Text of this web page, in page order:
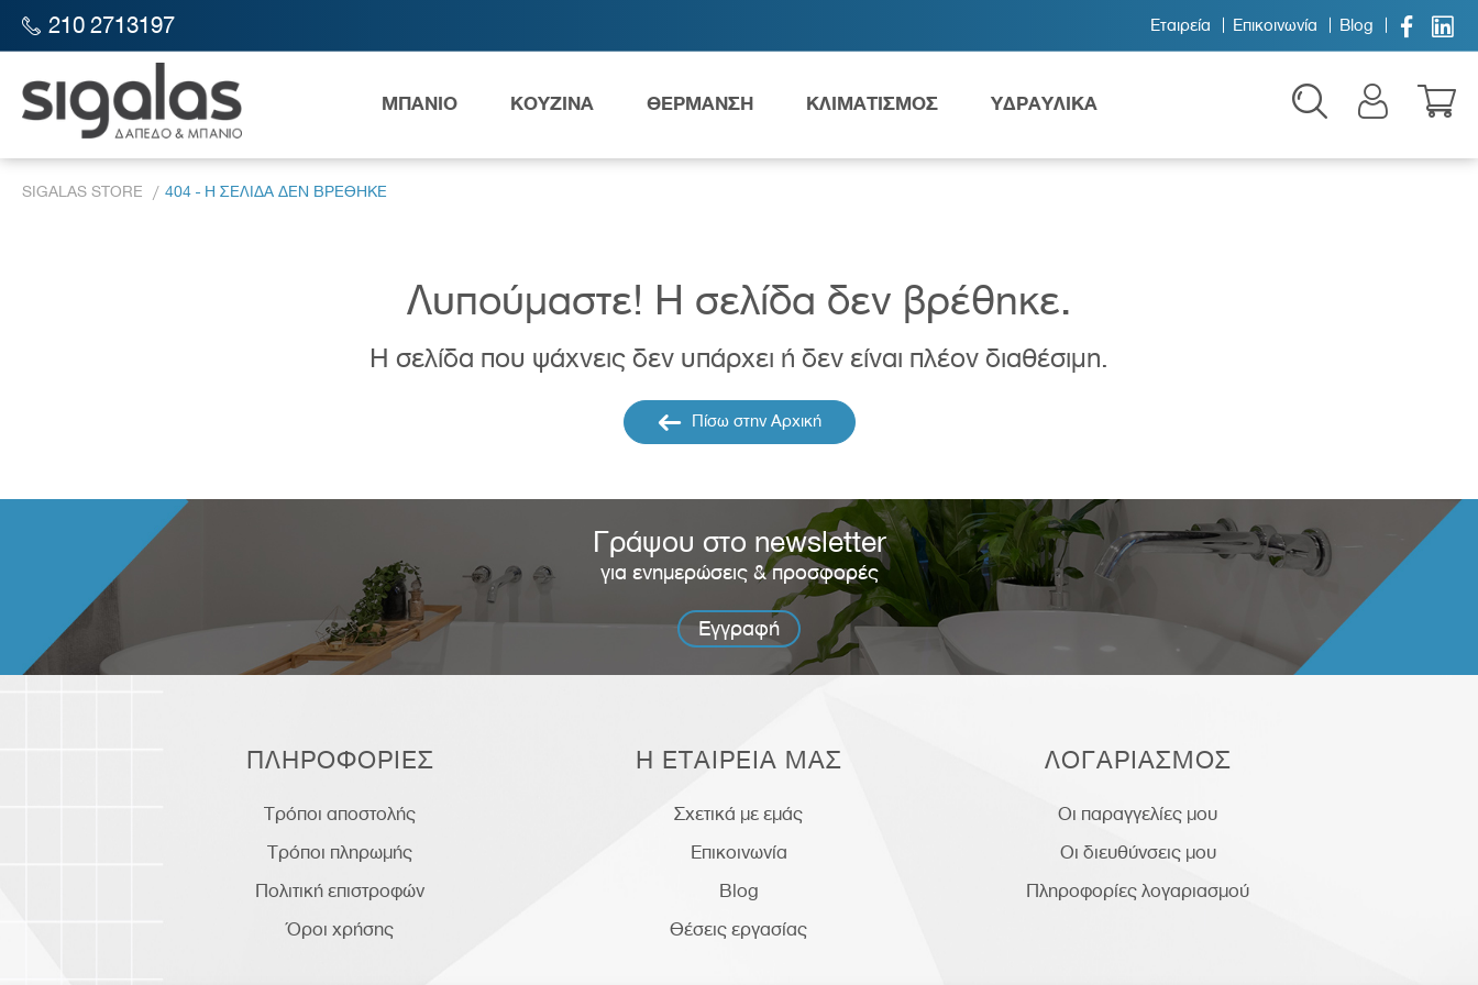
210 2713197 Εταιρεία Επικοινωνία Blog  
ΜΠΑΝΙΟ
Λεκάνες Νιπτήρες AMEA
ΚΟΥΖΙΝΑ ΘΕΡΜΑΝΣΗ ΚΛΙΜΑΤΙΣΜΟΣ ΥΔΡΑΥΛΙΚΑ
SIGALAS STORE 404 - Η ΣΕΛΙΔΑ ΔΕΝ ΒΡΕΘΗΚΕ
Λυπούμαστε! H σελίδα δεν βρέθηκε.
Η σελίδα που ψάχνεις δεν υπάρχει ή δεν είναι πλέον διαθέσιμη.
Πίσω στην Αρχική
Γράψου στο newsletter
για ενημερώσεις & προσφορές
Εγγραφή
ΠΛΗΡΟΦΟΡΙΕΣ
Τρόποι αποστολής
Τρόποι πληρωμής
Πολιτική επιστροφών
Όροι χρήσης
Η ΕΤΑΙΡΕΙΑ ΜΑΣ
Σχετικά με εμάς
Επικοινωνία
Blog
Θέσεις εργασίας
ΛΟΓΑΡΙΑΣΜΟΣ
Οι παραγγελίες μου
Οι διευθύνσεις μου
Πληροφορίες λογαριασμού